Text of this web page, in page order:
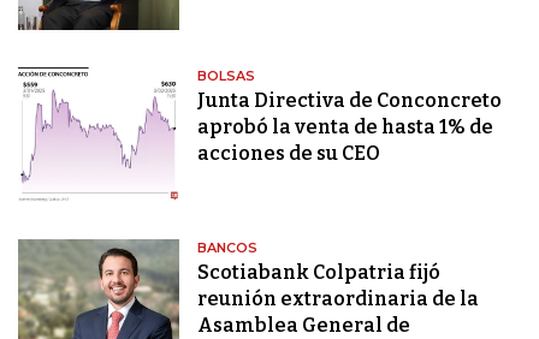
BOLSAS
Junta Directiva de Conconcreto
aprobó la venta de hasta 1% de
acciones de su CEO
BANCOS
Scotiabank Colpatria fijó
reunión extraordinaria de la
Asamblea General de